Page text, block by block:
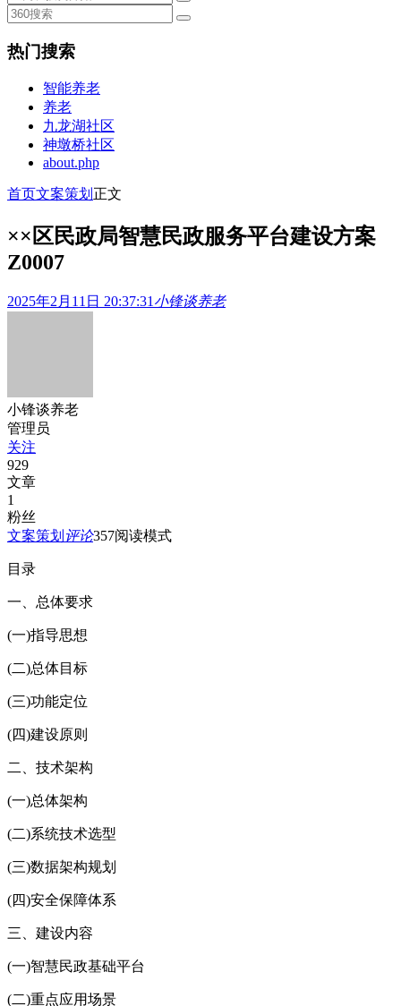
热门搜索
智能养老
养老
九龙湖社区
神墩桥社区
about.php
首页文案策划 正文
××区民政局智慧民政服务平台建设方案
Z0007
2025年2月11日 20:37:31 小锋谈养老
小锋谈养老
管理员
关注
929
文章
1
粉丝
文案策划 评论357阅读模式
目录
一、总体要求
(一)指导思想
(二)总体目标
(三)功能定位
(四)建设原则
二、技术架构
(一)总体架构
(二)系统技术选型
(三)数据架构规划
(四)安全保障体系
三、建设内容
(一)智慧民政基础平台
(二)重点应用场景